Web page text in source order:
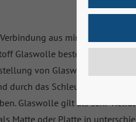
aus mineralischen und
Glaswolle besteht zu über 50
von Glaswolle werden i. d.
durch das Schleudern oder
Glaswolle gilt als sehr
Matte oder Platte in